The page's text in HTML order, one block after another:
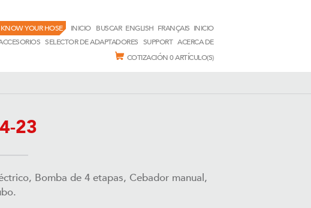
KNOW YOUR HOSE INICIO BUSCAR ENGLISH FRANÇAIS INICIO
SELECTOR DE ADAPTADORES SUPPORT ACERCA DE
COTIZACIÓN0 ARTÍCULO(S)
23
Bomba de 4 etapas, Cebador manual,